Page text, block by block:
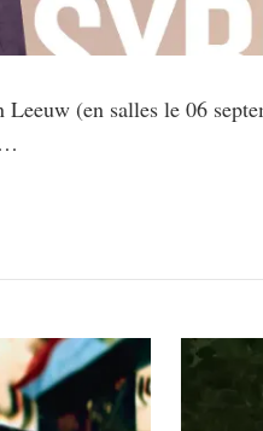
(en salles le 06